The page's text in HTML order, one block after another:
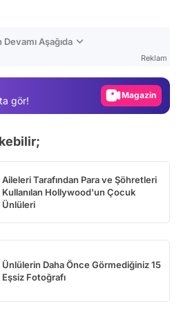
Aşağıda
Reklam
gör!
Magazin
Aileleri Tarafından Para ve Şöhretleri
Kullanılan Hollywood'un Çocuk
Ünlüleri
Ünlülerin Daha Önce Görmediğiniz 15
Eşsiz Fotoğrafı